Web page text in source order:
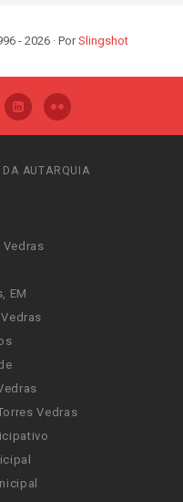
- 2026 · PorSlingshot
DA AUTARQUIA
Vedras
EM
Vedras